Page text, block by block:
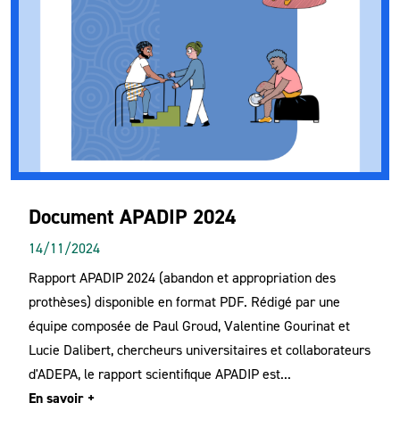
Document APADIP 2024
14/11/2024
Rapport APADIP 2024 (abandon et appropriation des
prothèses) disponible en format PDF. Rédigé par une
équipe composée de Paul Groud, Valentine Gourinat et
Lucie Dalibert, chercheurs universitaires et collaborateurs
d'ADEPA, le rapport scientifique APADIP est...
En savoir +